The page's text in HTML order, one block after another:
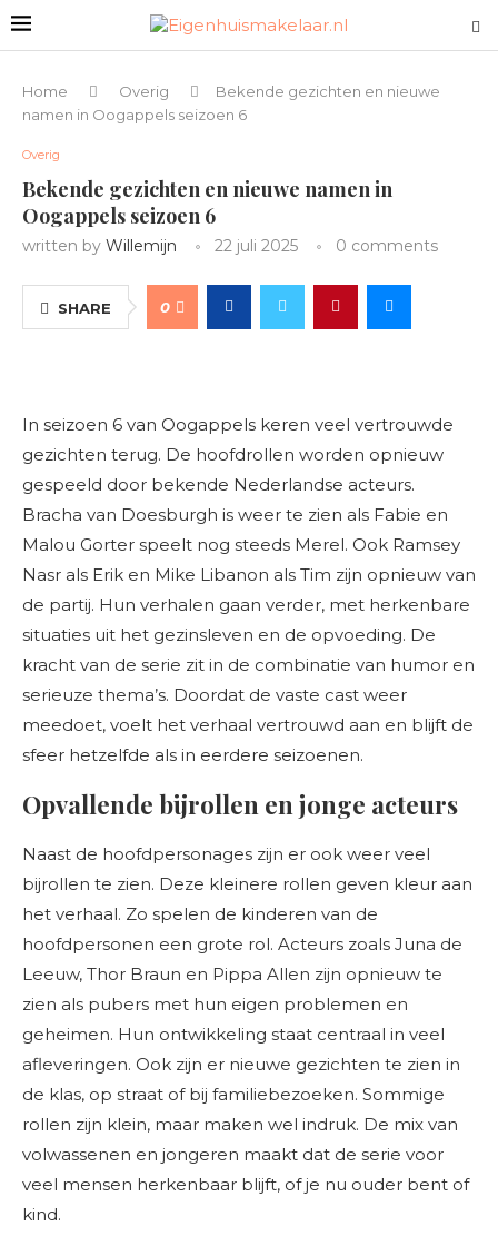
Home Overig
Bekende gezichten en nieuwe
namen in Oogappels seizoen 6
Overig
Bekende gezichten en nieuwe namen in
Oogappels seizoen 6
written by Willemijn 22 juli 2025 0 comments
SHARE 0
In seizoen 6 van Oogappels keren veel vertrouwde
gezichten terug. De hoofdrollen worden opnieuw
gespeeld door bekende Nederlandse acteurs.
Bracha van Doesburgh is weer te zien als Fabie en
Malou Gorter speelt nog steeds Merel. Ook Ramsey
Nasr als Erik en Mike Libanon als Tim zijn opnieuw van
de partij. Hun verhalen gaan verder, met herkenbare
situaties uit het gezinsleven en de opvoeding. De
kracht van de serie zit in de combinatie van humor en
serieuze thema’s. Doordat de vaste cast weer
meedoet, voelt het verhaal vertrouwd aan en blijft de
sfeer hetzelfde als in eerdere seizoenen.
Opvallende bijrollen en jonge acteurs
Naast de hoofdpersonages zijn er ook weer veel
bijrollen te zien. Deze kleinere rollen geven kleur aan
het verhaal. Zo spelen de kinderen van de
hoofdpersonen een grote rol. Acteurs zoals Juna de
Leeuw, Thor Braun en Pippa Allen zijn opnieuw te
zien als pubers met hun eigen problemen en
geheimen. Hun ontwikkeling staat centraal in veel
afleveringen. Ook zijn er nieuwe gezichten te zien in
de klas, op straat of bij familiebezoeken. Sommige
rollen zijn klein, maar maken wel indruk. De mix van
volwassenen en jongeren maakt dat de serie voor
veel mensen herkenbaar blijft, of je nu ouder bent of
kind.